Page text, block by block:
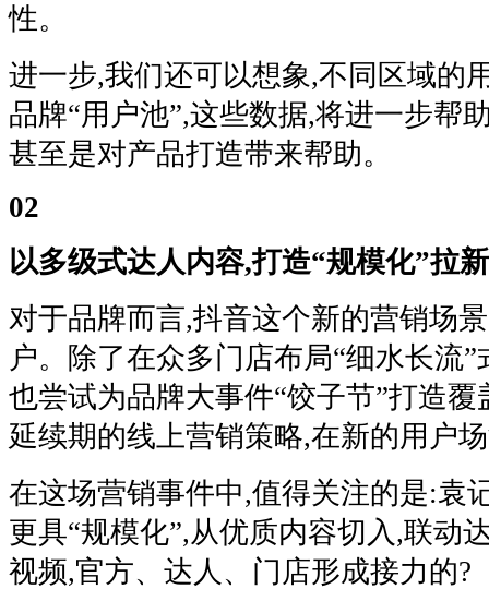
性。
进一步,我们还可以想象,不同区域的
品牌“用户池”,这些数据,将进一步帮
甚至是对产品打造带来帮助。
02
以多级式达人内容,打造“规模化”拉新
对于品牌而言,抖音这个新的营销场
户。除了在众多门店布局“细水长流
也尝试为品牌大事件“饺子节”打造
延续期的线上营销策略,在新的用户
在这场营销事件中,值得关注的是:袁
更具“规模化”,从优质内容切入,联动
视频,官方、达人、门店形成接力的?